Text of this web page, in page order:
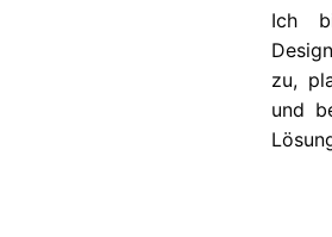
Ich
zu,
und